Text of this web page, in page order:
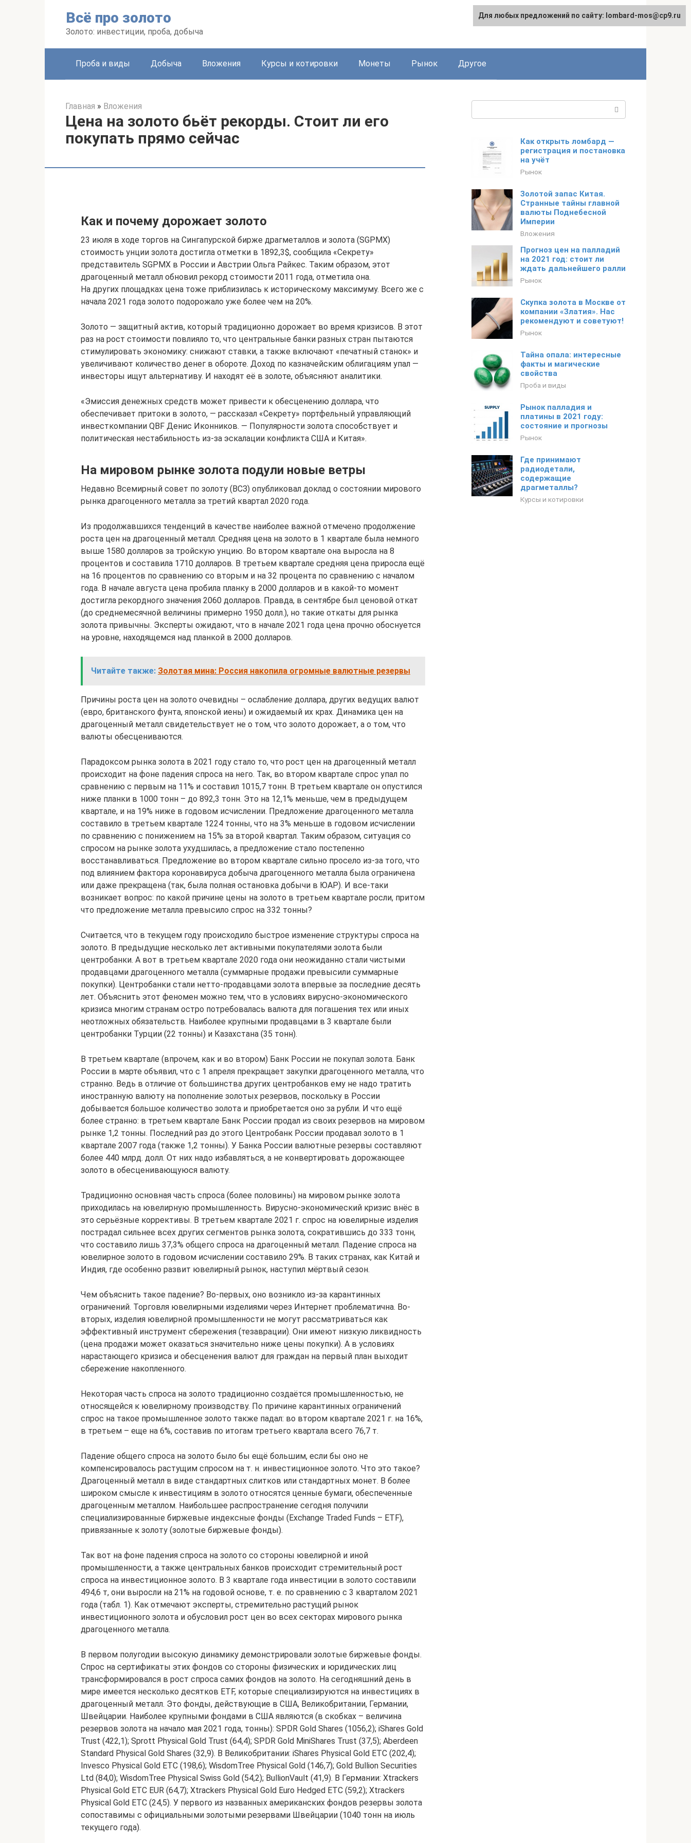
Всё про золото
Золото: инвестиции, проба, добыча
Проба и виды Добыча Вложения Курсы и котировки Монеты Рынок Другое
Главная » Вложения
Цена на золото бьёт рекорды. Стоит ли его
покупать прямо сейчас
Как и почему дорожает золото
23 июля в ходе торгов на Сингапурской бирже драгметаллов и золота (SGPMX)
стоимость унции золота достигла отметки в 1892,3$, сообщила «Секрету»
представитель SGPMX в России и Австрии Ольга Райкес. Таким образом, этот
драгоценный металл обновил рекорд стоимости 2011 года, отметила она.
На других площадках цена тоже приблизилась к историческому максимуму. Всего же с
начала 2021 года золото подорожало уже более чем на 20%.
Золото — защитный актив, который традиционно дорожает во время кризисов. В этот
раз на рост стоимости повлияло то, что центральные банки разных стран пытаются
стимулировать экономику: снижают ставки, а также включают «печатный станок» и
увеличивают количество денег в обороте. Доход по казначейским облигациям упал —
инвесторы ищут альтернативу. И находят её в золоте, объясняют аналитики.
«Эмиссия денежных средств может привести к обесценению доллара, что
обеспечивает притоки в золото, — рассказал «Секрету» портфельный управляющий
инвесткомпании QBF Денис Иконников. — Популярности золота способствует и
политическая нестабильность из-за эскалации конфликта США и Китая».
На мировом рынке золота подули новые ветры
Недавно Всемирный совет по золоту (ВСЗ) опубликовал доклад о состоянии мирового
рынка драгоценного металла за третий квартал 2020 года.
Из продолжавшихся тенденций в качестве наиболее важной отмечено продолжение
роста цен на драгоценный металл. Средняя цена на золото в 1 квартале была немного
выше 1580 долларов за тройскую унцию. Во втором квартале она выросла на 8
процентов и составила 1710 долларов. В третьем квартале средняя цена приросла ещё
на 16 процентов по сравнению со вторым и на 32 процента по сравнению с началом
года. В начале августа цена пробила планку в 2000 долларов и в какой-то момент
достигла рекордного значения 2060 долларов. Правда, в сентябре был ценовой откат
(до среднемесячной величины примерно 1950 долл.), но такие откаты для рынка
золота привычны. Эксперты ожидают, что в начале 2021 года цена прочно обоснуется
на уровне, находящемся над планкой в 2000 долларов.
Читайте также: Золотая мина: Россия накопила огромные валютные резервы
Причины роста цен на золото очевидны – ослабление доллара, других ведущих валют
(евро, британского фунта, японской иены) и ожидаемый их крах. Динамика цен на
драгоценный металл свидетельствует не о том, что золото дорожает, а о том, что
валюты обесцениваются.
Парадоксом рынка золота в 2021 году стало то, что рост цен на драгоценный металл
происходит на фоне падения спроса на него. Так, во втором квартале спрос упал по
сравнению с первым на 11% и составил 1015,7 тонн. В третьем квартале он опустился
ниже планки в 1000 тонн – до 892,3 тонн. Это на 12,1% меньше, чем в предыдущем
квартале, и на 19% ниже в годовом исчислении. Предложение драгоценного металла
составило в третьем квартале 1224 тонны, что на 3% меньше в годовом исчислении
по сравнению с понижением на 15% за второй квартал. Таким образом, ситуация со
спросом на рынке золота ухудшилась, а предложение стало постепенно
восстанавливаться. Предложение во втором квартале сильно просело из-за того, что
под влиянием фактора коронавируса добыча драгоценного металла была ограничена
или даже прекращена (так, была полная остановка добычи в ЮАР). И все-таки
возникает вопрос: по какой причине цены на золото в третьем квартале росли, притом
что предложение металла превысило спрос на 332 тонны?
Считается, что в текущем году происходило быстрое изменение структуры спроса на
золото. В предыдущие несколько лет активными покупателями золота были
центробанки. А вот в третьем квартале 2020 года они неожиданно стали чистыми
продавцами драгоценного металла (суммарные продажи превысили суммарные
покупки). Центробанки стали нетто-продавцами золота впервые за последние десять
лет. Объяснить этот феномен можно тем, что в условиях вирусно-экономического
кризиса многим странам остро потребовалась валюта для погашения тех или иных
неотложных обязательств. Наиболее крупными продавцами в 3 квартале были
центробанки Турции (22 тонны) и Казахстана (35 тонн).
В третьем квартале (впрочем, как и во втором) Банк России не покупал золота. Банк
России в марте объявил, что с 1 апреля прекращает закупки драгоценного металла, что
странно. Ведь в отличие от большинства других центробанков ему не надо тратить
иностранную валюту на пополнение золотых резервов, поскольку в России
добывается большое количество золота и приобретается оно за рубли. И что ещё
более странно: в третьем квартале Банк России продал из своих резервов на мировом
рынке 1,2 тонны. Последний раз до этого Центробанк России продавал золото в 1
квартале 2007 года (также 1,2 тонны). У Банка России валютные резервы составляют
более 440 млрд. долл. От них надо избавляться, а не конвертировать дорожающее
золото в обесценивающуюся валюту.
Традиционно основная часть спроса (более половины) на мировом рынке золота
приходилась на ювелирную промышленность. Вирусно-экономический кризис внёс в
это серьёзные коррективы. В третьем квартале 2021 г. спрос на ювелирные изделия
пострадал сильнее всех других сегментов рынка золота, сократившись до 333 тонн,
что составило лишь 37,3% общего спроса на драгоценный металл. Падение спроса на
ювелирное золото в годовом исчислении составило 29%. В таких странах, как Китай и
Индия, где особенно развит ювелирный рынок, наступил мёртвый сезон.
Чем объяснить такое падение? Во-первых, оно возникло из-за карантинных
ограничений. Торговля ювелирными изделиями через Интернет проблематична. Во-
вторых, изделия ювелирной промышленности не могут рассматриваться как
эффективный инструмент сбережения (тезаврации). Они имеют низкую ликвидность
(цена продажи может оказаться значительно ниже цены покупки). А в условиях
нарастающего кризиса и обесценения валют для граждан на первый план выходит
сбережение накопленного.
Некоторая часть спроса на золото традиционно создаётся промышленностью, не
относящейся к ювелирному производству. По причине карантинных ограничений
спрос на такое промышленное золото также падал: во втором квартале 2021 г. на 16%,
в третьем – еще на 6%, составив по итогам третьего квартала всего 76,7 т.
Падение общего спроса на золото было бы ещё большим, если бы оно не
компенсировалось растущим спросом на т. н. инвестиционное золото. Что это такое?
Драгоценный металл в виде стандартных слитков или стандартных монет. В более
широком смысле к инвестициям в золото относятся ценные бумаги, обеспеченные
драгоценным металлом. Наибольшее распространение сегодня получили
специализированные биржевые индексные фонды (Exchange Traded Funds – ETF),
привязанные к золоту (золотые биржевые фонды).
Так вот на фоне падения спроса на золото со стороны ювелирной и иной
промышленности, а также центральных банков происходит стремительный рост
спроса на инвестиционное золото. В 3 квартале года инвестиции в золото составили
494,6 т, они выросли на 21% на годовой основе, т. е. по сравнению с 3 кварталом 2021
года (табл. 1). Как отмечают эксперты, стремительно растущий рынок
инвестиционного золота и обусловил рост цен во всех секторах мирового рынка
драгоценного металла.
В первом полугодии высокую динамику демонстрировали золотые биржевые фонды.
Спрос на сертификаты этих фондов со стороны физических и юридических лиц
трансформировался в рост спроса самих фондов на золото. На сегодняшний день в
мире имеется несколько десятков ETF, которые специализируются на инвестициях в
драгоценный металл. Это фонды, действующие в США, Великобритании, Германии,
Швейцарии. Наиболее крупными фондами в США являются (в скобках – величина
резервов золота на начало мая 2021 года, тонны): SPDR Gold Shares (1056,2); iShares Gold
Trust (422,1); Sprott Physical Gold Trust (64,4); SPDR Gold MiniShares Trust (37,5); Aberdeen
Standard Physical Gold Shares (32,9). В Великобритании: iShares Physical Gold ETC (202,4);
Invesco Physical Gold ETC (198,6); WisdomTree Physical Gold (146,7); Gold Bullion Securities
Ltd (84,0); WisdomTree Physical Swiss Gold (54,2); BullionVault (41,9). В Германии: Xtrackers
Physical Gold ETC EUR (64,7); Xtrackers Physical Gold Euro Hedged ETC (59,2); Xtrackers
Physical Gold ETC (24,5). У первого из названных американских фондов резервы золота
сопоставимы с официальными золотыми резервами Швейцарии (1040 тонн на июль
текущего года).
Как открыть ломбард —
регистрация и постановка
на учёт
Рынок
Золотой запас Китая.
Странные тайны главной
валюты Поднебесной
Империи
Вложения
Прогноз цен на палладий
на 2021 год: стоит ли
ждать дальнейшего ралли
Рынок
Скупка золота в Москве от
компании «Златия». Нас
рекомендуют и советуют!
Рынок
Тайна опала: интересные
факты и магические
свойства
Проба и виды
Рынок палладия и
платины в 2021 году:
состояние и прогнозы
Рынок
Где принимают
радиодетали,
содержащие
драгметаллы?
Курсы и котировки
Для любых предложений по сайту: lombard-mos@cp9.ru